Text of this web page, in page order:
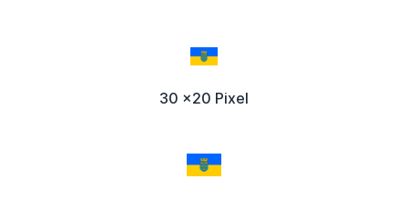
30 x20 Pixel